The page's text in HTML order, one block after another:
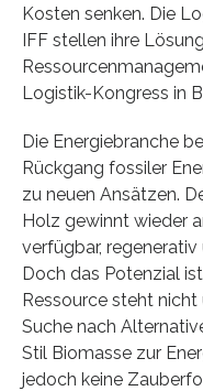
Kosten senken. Die
IFF stellen ihre
Logistik-Kongress in
Die Energiebranche
Rückgang fossiler
zu neuen Ansätzen.
Holz gewinnt wieder
verfügbar,
Doch das Potenzial
Ressource steht nicht
Suche nach
Stil Biomasse zur
jedoch keine